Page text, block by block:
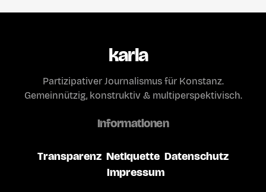
karla
Partizipativer Journalismus für Konstanz.
Gemeinnützig, konstruktiv & multiperspektivisch.
Informationen
Transparenz Netiquette Datenschutz
Impressum